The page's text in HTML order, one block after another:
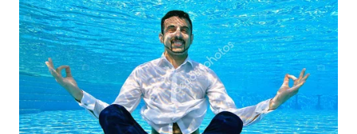
WAHANA
KONSUMEN
WAHANA
LISTRIK
WAHANA